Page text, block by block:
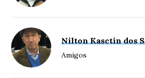
Nilton Kasctin dos
Amigos